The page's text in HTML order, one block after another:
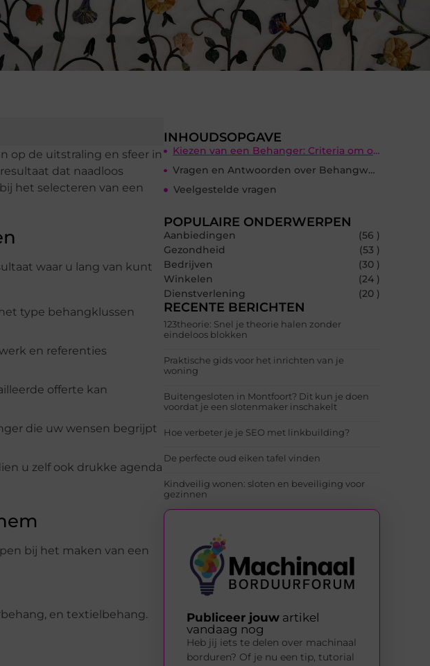
op de uitstraling en sfeer in
dat naadloos
het selecteren van een
waar u lang van kunt
type behangklussen
en referenties
offerte kan
die uw wensen begrijpt
u zelf ook drukke agenda
bij het maken van een
en textielbehang.
INHOUDSOPGAVE
Kiezen van een Behanger: Criteria om op te Letten
Vragen en Antwoorden over Behangwerk in Arnhem
Veelgestelde vragen
POPULAIRE ONDERWERPEN
Aanbiedingen
(56 )
Gezondheid
(53 )
Bedrijven
(30 )
Winkelen
(24 )
Dienstverlening
(20 )
RECENTE BERICHTEN
123theorie: Snel je theorie halen zonder
eindeloos blokken
Praktische gids voor het inrichten van je
woning
Buitengesloten in Montfoort? Dit kun je doen
voordat je een slotenmaker inschakelt
Hoe verbeter je je SEO met linkbuilding?
De perfecte oud eiken tafel vinden
Kindveilig wonen: sloten en beveiliging voor
gezinnen
Publiceer jouw artikel
vandaag nog
Heb jij iets te delen over machinaal
borduren? Of je nu een tip, tutorial